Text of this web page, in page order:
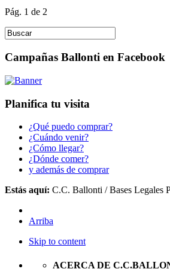
Pág. 1 de 2
Campañas Ballonti en Facebook
Planifica tu visita
¿Qué puedo comprar?
¿Cuándo venir?
¿Cómo llegar?
¿Dónde comer?
y además de comprar
Estás aquí: C.C. Ballonti /Bases Legales
Arriba
Skip to content
ACERCA DE